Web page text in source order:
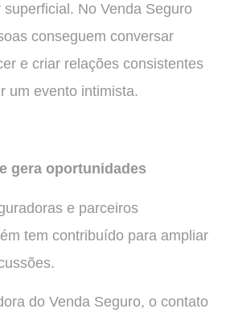
No Venda Seguro
conseguem conversar
e criar relações consistentes
um evento intimista.
gera oportunidades
e parceiros
tem contribuído para ampliar
do Venda Seguro, o contato